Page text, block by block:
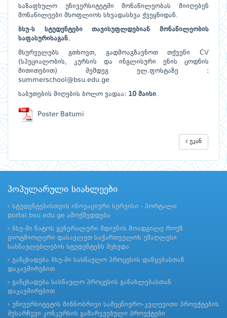
საზაფხულო უნივერსიტეტში მონაწილეობას მიიღებენ
მონაწილეები მსოფლიოს სხვადასხვა ქვეყნიდან.
ბსუ-ს სტუდენტები თავისუფლდებიან მონაწილეობის
საფასურისაგან.
მსურველებს გთხოვთ, გადმოაგზავნოთ თქვენი CV
(სპეციალობის, კურსის და ინგლისური ენის ცოდნის
მითითებით) შემდეგ ელ.ფოსტაზე :
summerschool@bsu.edu.ge
საბუთების მიღების ბოლო ვადაა: 10 მაისი.
Poster Batumi
უკან
პოპულარული სიახლეები
სტუდენტებისთვის ინოვაციური სერვისი - პორტალი
portal.bsu.edu.ge ამოქმედდება
ბსუ-ში ნატოს გენერალური მდივნის მოადგილე როუზ
გიოტმიოლერი დასავლეთ საქართველოს უმაღლესი
სასწავლებლების სტუდენტებს შეხვდა
განცხადება ბსუ-ში სასწავლო პროცესის დაწყებასთან
დაკავშირებით
განცხადება სასწავლო პროცესის განახლებასთან
დაკავშირებით
უნივერსიტეტის მიზნობრივი სამეცნიერო-კვლევითი პროექტების
შესარჩევი კონკურსის გამარჯვებული პროექტები